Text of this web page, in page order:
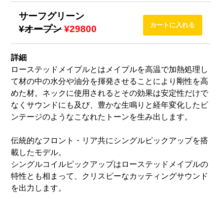
サーフグリーン
¥オープン ¥29800
詳細
ローステッドメイプルとはメイプルを高温で加熱処理し
て材の中の水分や油分を揮発させることにより剛性を高
めた材。ネックに使用されるとその効果は安定性だけで
なくサウンドにも及び、豊かな生鳴りと経年変化したビ
ンテージのようなこなれたトーンを生み出します。
伝統的なフロント・リア共にシングルピックアップを搭
載したモデル。
シングルコイルピックアップはローステッドメイプルの
特性とも相まって、クリスピーなカッティングサウンド
を出力します。